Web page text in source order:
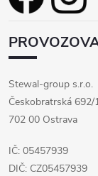
Stewal-group s.r.o.
Českobratrská 692/
702 00 Ostrava
IČ: 05457939
DIČ: CZ05457939